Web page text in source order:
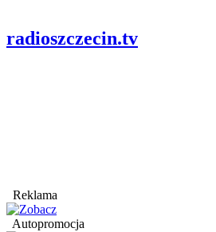
radioszczecin.tv
Reklama
Autopromocja